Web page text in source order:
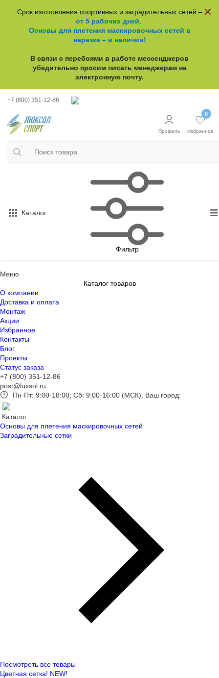
Срок изготовления спортивных и заградительных сетей –
от 5 рабочих дней
Основы для плетения маскировочных сетей в
нарезке – в наличии!
В связи с перебоями в работе мессенджеров
убедительно просим писать менеджерам на
электронную почту.
+7 (800) 351-12-86
Профиль
0
Избранное
Каталог
Фильтр
Меню
Каталог товаров
О компании
Доставка и оплата
Монтаж
Акции
Избранное
Контакты
Блог
Проекты
Статус заказа
+7 (800) 351-12-86
post@luxsol.ru
Пн-Пт: 9:00-18:00; Сб: 9:00-16:00 (МСК). Ваш город:
Каталог
Основы для плетения маскировочных сетей
Заградительные сетки
Посмотреть все товары
Цветная сетка! NEW!